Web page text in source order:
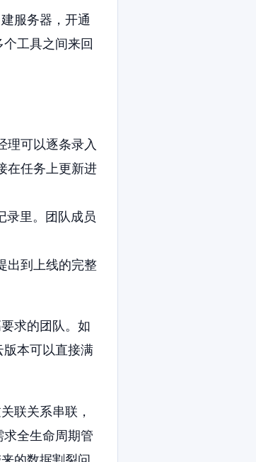
服务器，开通
工具之间来回
理可以逐条录入
在任务上更新进
录里。团队成员
出到上线的完整
求的团队。如
本可以直接满
联关系串联，
全生命周期管